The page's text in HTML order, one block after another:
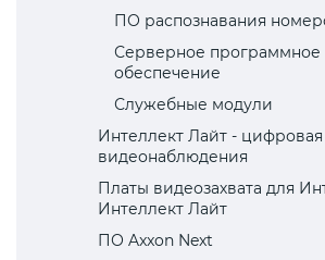
ПО распознавания
Серверное программное
обеспечение
Служебные модули
Интеллект Лайт -
видеонаблюдения
Платы видеозахвата для
Интеллект Лайт
ПО Axxon Next